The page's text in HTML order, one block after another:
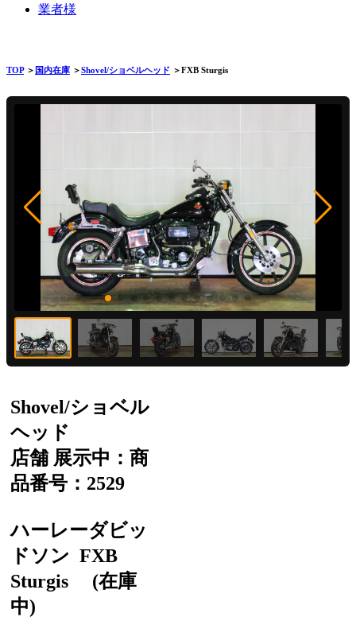
業者様
TOP＞ 国内在庫 ＞Shovel/ショベルヘッド ＞FXB Sturgis
Shovel/ショベル
ヘッド
店舗 展示中：商
品番号：2529
ハーレーダビッ
ドソン FXB
Sturgis
(在庫
中)